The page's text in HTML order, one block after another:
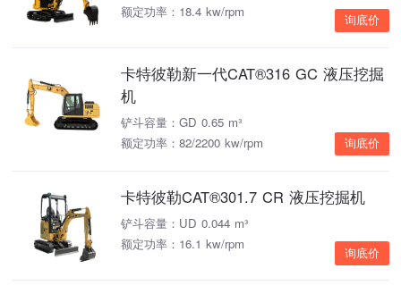
额定功率：18.4 kw/rpm
询底价
卡特彼勒新一代CAT®316 GC 液压挖掘
机
铲斗容量：GD 0.65 m³
额定功率：82/2200 kw/rpm
询底价
卡特彼勒CAT®301.7 CR 液压挖掘机
铲斗容量：UD 0.044 m³
额定功率：16.1 kw/rpm
询底价